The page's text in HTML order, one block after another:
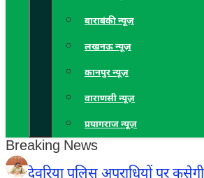
बाराबंकी न्यूज़
लखनऊ न्यूज़
कानपुर न्यूज़
वाराणसी न्यूज़
प्रयागराज न्यूज़
Breaking News